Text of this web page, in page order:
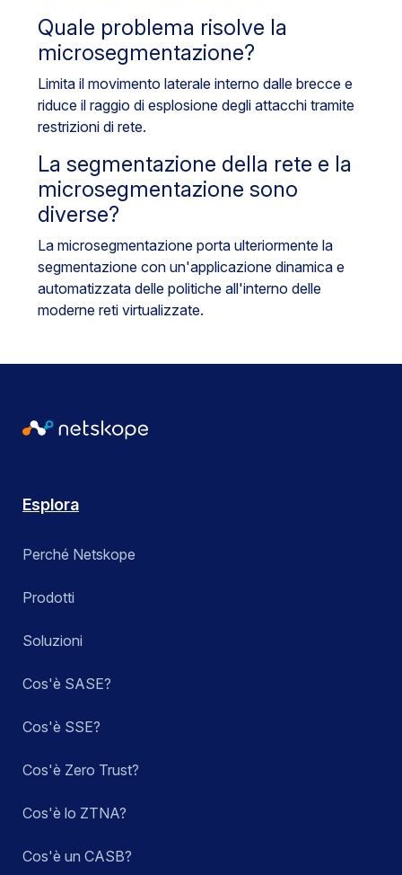
Quale problema risolve la
microsegmentazione?
Limita il movimento laterale interno dalle brecce e
riduce il raggio di esplosione degli attacchi tramite
restrizioni di rete.
La segmentazione della rete e la
microsegmentazione sono
diverse?
La microsegmentazione porta ulteriormente la
segmentazione con un'applicazione dinamica e
automatizzata delle politiche all'interno delle
moderne reti virtualizzate.
Esplora
Perché Netskope
Prodotti
Soluzioni
Cos'è SASE?
Cos'è SSE?
Cos'è Zero Trust?
Cos'è lo ZTNA?
Cos'è un CASB?